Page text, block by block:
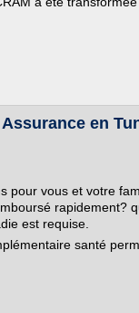
en
pour vous et votre
rapidement?
est requise.
santé